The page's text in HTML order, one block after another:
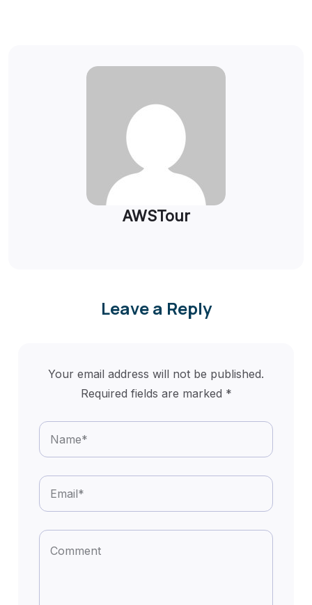
AWSTour
Leave a Reply
Your email address will not be published.
Required fields are marked *